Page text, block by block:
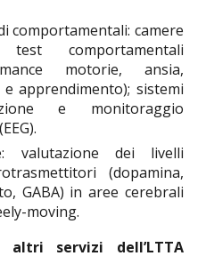
comportamentali: camere
comportamentali
motorie, ansia,
apprendimento); sistemi
e monitoraggio
valutazione dei livelli
(dopamina,
GABA) in aree cerebrali
moving.
altri servizi dell’LTTA